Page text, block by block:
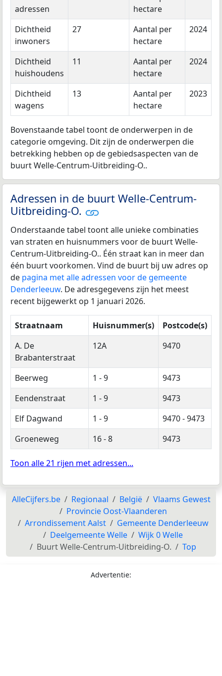
adressen
hectare
Dichtheid
inwoners
27
Aantal per
hectare
2024
Dichtheid
huishoudens
11
Aantal per
hectare
2024
Dichtheid
wagens
13
Aantal per
hectare
2023
Bovenstaande tabel toont de onderwerpen in de
categorie omgeving. Dit zijn de onderwerpen die
betrekking hebben op de gebiedsaspecten van de
buurt Welle-Centrum-Uitbreiding-O..
Adressen in de buurt Welle-Centrum-
Uitbreiding-O.
Onderstaande tabel toont alle unieke combinaties
van straten en huisnummers voor de buurt Welle-
Centrum-Uitbreiding-O.. Één straat kan in meer dan
één buurt voorkomen. Vind de buurt bij uw adres op
de pagina met alle adressen voor de gemeente
Denderleeuw. De adresgegevens zijn het meest
recent bijgewerkt op 1 januari 2026.
Straatnaam Huisnummer(s)
Postcode(s)
A. De
Brabanterstraat
12A 9470
Beerweg 1 - 9
9473
Eendenstraat
1 - 9
9473
Elf Dagwand
1 - 9
9470 - 9473
Groeneweg
16 - 8 9473
Toon alle 21 rijen met adressen...
AlleCijfers.be Regionaal België
Vlaams Gewest
Provincie Oost-Vlaanderen
Arrondissement Aalst
Gemeente Denderleeuw
Deelgemeente Welle
Wijk 0 Welle
Buurt Welle-Centrum-Uitbreiding-O.
Top
Advertentie: